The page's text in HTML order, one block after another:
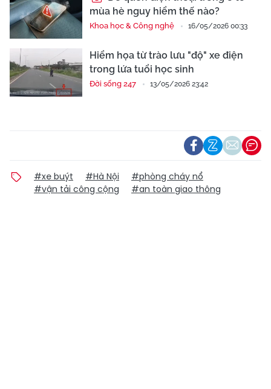
mùa hè nguy hiểm thế nào?
Khoa học & Công nghệ 16/05/2026 00:33
Hiểm họa từ trào lưu "độ" xe điện
trong lứa tuổi học sinh
Đời sống 247 13/05/2026 23:42
#xe buýt #Hà Nội
#phòng cháy nổ
#vận tải công cộng
#an toàn giao thông